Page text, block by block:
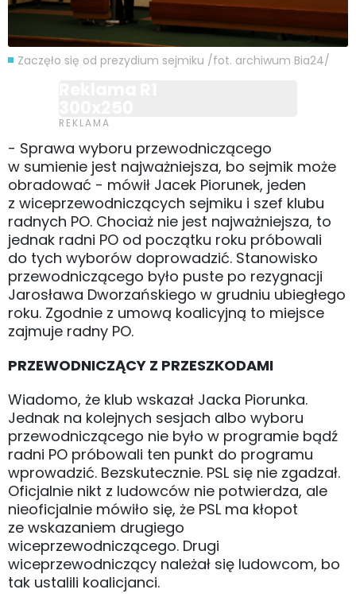
Zaczęło się od prezydium sejmiku /fot. archiwum Bia24/
- Sprawa wyboru przewodniczącego
w sumienie jest najważniejsza, bo sejmik może
obradować - mówił Jacek Piorunek, jeden
z wiceprzewodniczących sejmiku i szef klubu
radnych PO. Chociaż nie jest najważniejsza, to
jednak radni PO od początku roku próbowali
do tych wyborów doprowadzić. Stanowisko
przewodniczącego było puste po rezygnacji
Jarosława Dworzańskiego w grudniu ubiegłego
roku. Zgodnie z umową koalicyjną to miejsce
zajmuje radny PO.
PRZEWODNICZĄCY Z PRZESZKODAMI
Wiadomo, że klub wskazał Jacka Piorunka.
Jednak na kolejnych sesjach albo wyboru
przewodniczącego nie było w programie bądź
radni PO próbowali ten punkt do programu
wprowadzić. Bezskutecznie. PSL się nie zgadzał.
Oficjalnie nikt z ludowców nie potwierdza, ale
nieoficjalnie mówiło się, że PSL ma kłopot
ze wskazaniem drugiego
wiceprzewodniczącego. Drugi
wiceprzewodniczący należał się ludowcom, bo
tak ustalili koalicjanci.